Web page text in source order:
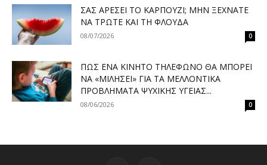
ΣΑΣ ΑΡΈΣΕΙ ΤΟ ΚΑΡΠΟΎΖΙ; ΜΗΝ ΞΕΧΝΆΤΕ
ΝΑ ΤΡΏΤΕ ΚΑΙ ΤΗ ΦΛΟΎΔΑ
08/07/2026 0
ΠΏΣ ΈΝΑ ΚΙΝΗΤΌ ΤΗΛΈΦΩΝΟ ΘΑ ΜΠΟΡΕΊ
ΝΑ «ΜΙΛΉΣΕΙ» ΓΙΑ ΤΑ ΜΕΛΛΟΝΤΙΚΆ
ΠΡΟΒΛΉΜΑΤΑ ΨΥΧΙΚΉΣ ΥΓΕΊΑΣ...
08/06/2026 0